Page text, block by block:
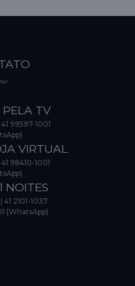
TV
41 99597-1001
VIRTUAL
41 98410-1001
NOITES
41 2101-1037
(WhatsApp)